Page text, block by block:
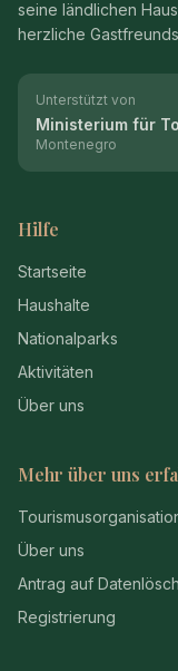
seine ländlichen
herzliche
Unterstützt von
Ministerium für
Montenegro
Hilfe
Startseite
Haushalte
Nationalparks
Aktivitäten
Über uns
Mehr über uns
Über uns
Antrag auf
Registrierung